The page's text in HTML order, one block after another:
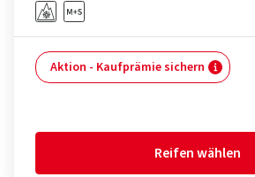
Aktion - Kaufprämie sichern
Reifen wählen